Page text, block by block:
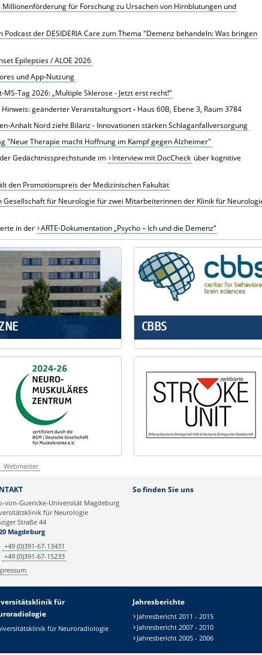
für Forschung zu Ursachen von Hirnblutungen und
der DESIDERIA Care zum Thema "Demenz behandeln: Was bringen
Epilepsies / ALOE 2026
und App-Nutzung
Tag 2026: „Multiple Sklerose - Jetzt erst recht!“
Hinweis: geänderter Veranstaltungsort- Haus 60B, Ebene 3, Raum 3784
Anhalt Nord zieht Bilanz - Innovationen stärken Schlaganfallversorgung
"Neue Therapie macht Hoffnung im Kampf gegen Alzheimer"
Gedächtnissprechstunde im Interview mit DocCheck über kognitive
den Promotionspreis der Medizinischen Fakultät
Gesellschaft für Neurologie für zwei Mitarbeiterinnen der Klinik für
in der ARTE-Dokumentation „Psycho – Ich und die Demenz“
CBBS
Webmaster
von-Guericke-Universität Magdeburg
für Neurologie
Straße 44
Magdeburg
+49 (0)391-67-13431
+49 (0)391-67-15233
So finden Sie uns
für
für Neuroradiologie
Jahresberichte
Jahresbericht 2011 - 2015
Jahresbericht 2007 - 2010
Jahresbericht 2005 - 2006